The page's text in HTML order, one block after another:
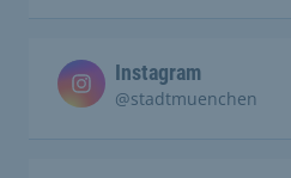
Instagram
@stadtmuenchen